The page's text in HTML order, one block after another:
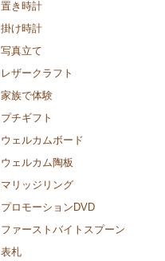
置き時計
掛け時計
写真立て
レザークラフト
家族で体験
プチギフト
ウェルカムボード
ウェルカム陶板
マリッジリング
プロモーションDVD
ファーストバイトスプーン
表札